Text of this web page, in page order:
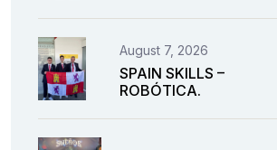
August 7, 2026
SPAIN SKILLS –
ROBÓTICA.